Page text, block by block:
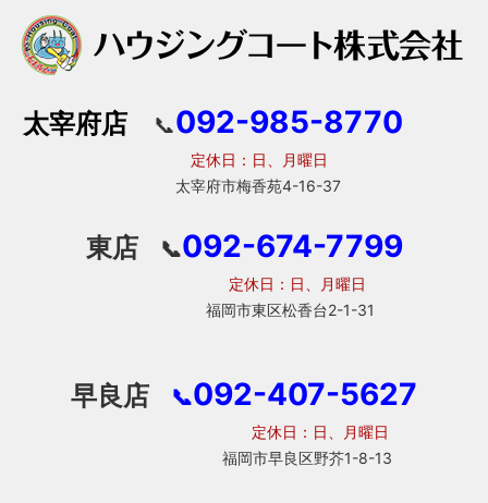
太宰府店 📞092-985-8770
定休日：日、月曜日
太宰府市梅香苑4-16-37
東店 📞092-674-7799
定休日：日、月曜日
福岡市東区松香台2-1-31
早良店 📞092-407-5627
定休日：日、月曜日
福岡市早良区野芥1-8-13